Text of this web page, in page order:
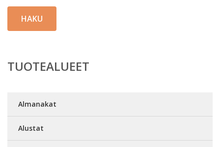
HAKU
TUOTEALUEET
Almanakat
Alustat